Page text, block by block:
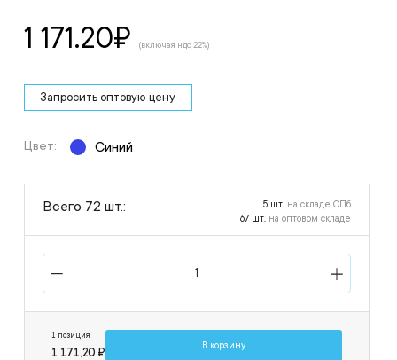
1 171.20₽ (включая ндс 22%)
Запросить оптовую цену
Цвет: Синий
Всего 72 шт.: 5 шт.на складе СПб
67 шт.на оптовом складе
1 позиция
1 171,20 ₽
В корзину